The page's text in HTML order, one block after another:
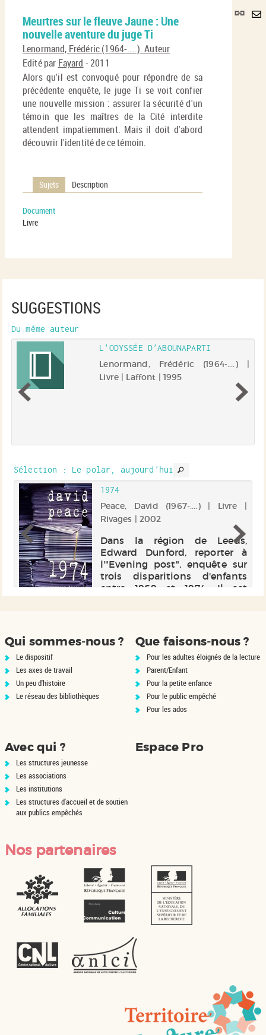
Lien
Meurtres sur le fleuve Jaune : Une
nouvelle aventure du juge Ti
Lenormand, Frédéric (1964-....). Auteur
Edité par Fayard - 2011
Alors qu'il est convoqué pour répondre de sa
précédente enquête, le juge Ti se voit confier
une nouvelle mission : assurer la sécurité d'un
témoin que les maîtres de la Cité interdite
attendent impatiemment. Mais il doit d'abord
découvrir l'identité de ce témoin.
Sujets Description
Document
Livre
SUGGESTIONS
Du même auteur
L'ODYSSÉE D'ABOUNAPARTI
Lenormand, Frédéric (1964-....) |
Livre | Laffont | 1995
Sélection : Le polar, aujourd'hui
1974
Peace, David (1967-....) | Livre |
Rivages | 2002
Dans la région de Leeds,
Edward Dunford, reporter à
l'"Evening post", enquête sur
trois disparitions d'enfants
entre 1969 et 1974. Il est
persuadé qu'elles sont liées. Et
Qui sommes-nous ?
Le dispositif
Les axes de travail
Un peu d'histoire
Le réseau des bibliothèques
Que faisons-nous ?
Pour les adultes éloignés de la lecture
Parent/Enfant
Pour la petite enfance
Pour le public empêché
Pour les ados
Avec qui ?
Les structures jeunesse
Les associations
Les institutions
Les structures d'accueil et de soutien
aux publics empêchés
Espace Pro
Nos partenaires